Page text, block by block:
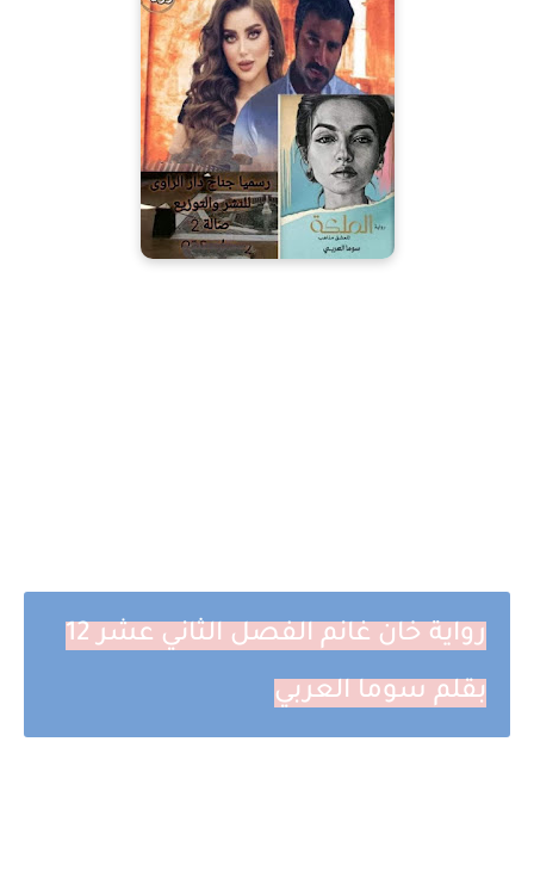
رواية خان غانم الفصل الثاني عشر 12
بقلم سوما العربي